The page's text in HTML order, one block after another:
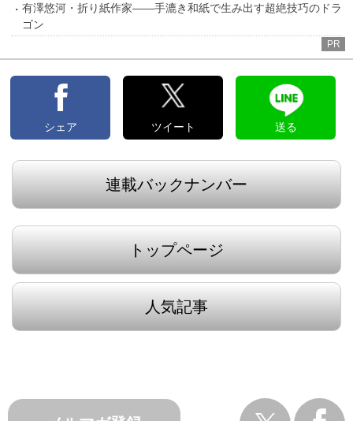
有澤悠河・折り紙作家――手漉き和紙で生み出す超絶技巧のドラ
ゴン
PR
シェア ツイート 送る
連載バックナンバー
トップページ
人気記事